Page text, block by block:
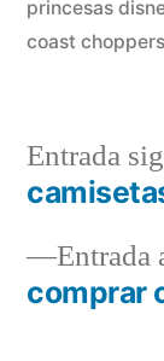
princesas
coast choppers
de
entradas
Entrada
comprar
Entrada